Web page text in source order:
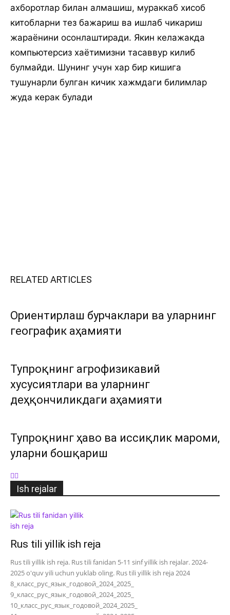
ахборотлар билан алмашиш, мураккаб хисоб
китобларни тез бажариш ва ишлаб чикариш
жараёнини осонлаштиради. Якин келажакда
компьютерсиз хаётимизни тасаввур килиб
булмайди. Шунинг учун хар бир кишига
тушунарли булган кичик хажмдаги билимлар
жуда керак булади
RELATED ARTICLES
Ориентирлаш бурчаклари ва уларнинг
географик аҳамияти
Тупроқнинг агрофизикавий
хусусиятлари ва уларнинг
деҳқончиликдаги аҳамияти
Тупроқнинг ҳаво ва иссиқлик мароми,
уларни бошқариш
Ish rejalar
Rus tili yillik ish reja
Rus tili yillik ish reja. Rus tili fanidan 5-11 sinf yillik ish rejalar. 2024-
2025 o'quv yili uchun yuklab oling. Rus tili yillik ish reja 2024
8_класс_рус_язык_годовой_2024_2025_
9_класс_рус_язык_годовой_2024_2025_
10_класс_рус_язык_годовой_2024_2025_